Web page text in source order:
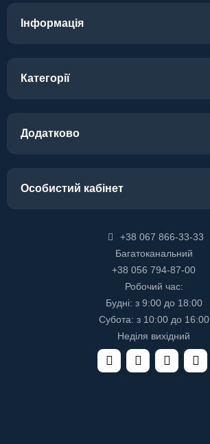
Інформація
Категорії
Додатково
Особистий кабінет
+38 067 866-33-33
Багатоканальний
+38 056 794-87-00
Робочий час:
Будні: з 9:00 до 18:00
Субота: з 10:00 до 16:00
Неділя вихідний